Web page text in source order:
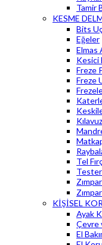
Tamir
KESME
Bits
Eğeler
Elmas
Kesici
Freze
Freze
Tel
KİŞİSEL
Ayak
Çevre
El